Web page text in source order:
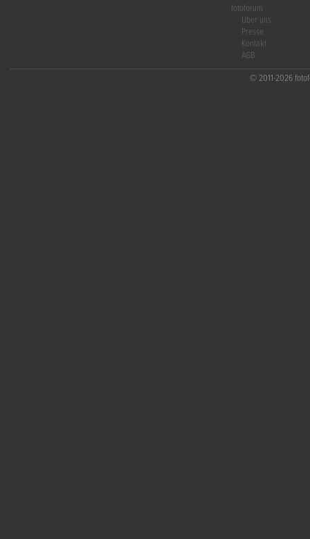
fotoforum
Über uns
Presse
Kontakt
AGB
© 2011-2026